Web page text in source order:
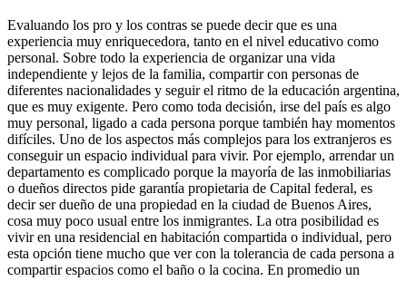
Evaluando los pro y los contras se puede decir que es una
experiencia muy enriquecedora, tanto en el nivel educativo como
personal. Sobre todo la experiencia de organizar una vida
independiente y lejos de la familia, compartir con personas de
diferentes nacionalidades y seguir el ritmo de la educación argentina,
que es muy exigente. Pero como toda decisión, irse del país es algo
muy personal, ligado a cada persona porque también hay momentos
difíciles. Uno de los aspectos más complejos para los extranjeros es
conseguir un espacio individual para vivir. Por ejemplo, arrendar un
departamento es complicado porque la mayoría de las inmobiliarias
o dueños directos pide garantía propietaria de Capital federal, es
decir ser dueño de una propiedad en la ciudad de Buenos Aires,
cosa muy poco usual entre los inmigrantes. La otra posibilidad es
vivir en una residencial en habitación compartida o individual, pero
esta opción tiene mucho que ver con la tolerancia de cada persona a
compartir espacios como el baño o la cocina. En promedio un